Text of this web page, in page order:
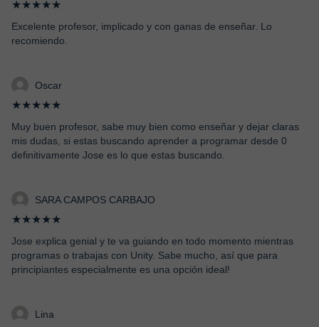
★★★★★
Excelente profesor, implicado y con ganas de enseñar. Lo
recomiendo.
Oscar
★★★★★
Muy buen profesor, sabe muy bien como enseñar y dejar claras
mis dudas, si estas buscando aprender a programar desde 0
definitivamente Jose es lo que estas buscando.
SARA CAMPOS CARBAJO
★★★★★
Jose explica genial y te va guiando en todo momento mientras
programas o trabajas con Unity. Sabe mucho, así que para
principiantes especialmente es una opción ideal!
Lina